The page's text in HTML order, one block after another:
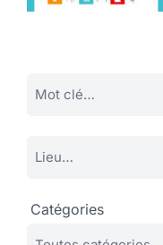
Catégories